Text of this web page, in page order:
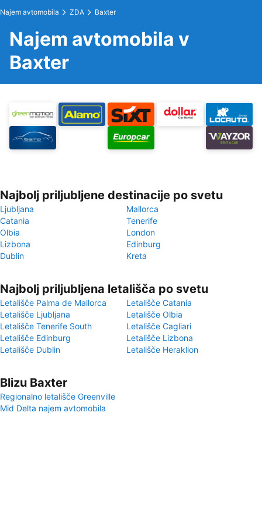
Najem avtomobila ZDA Baxter
Najem avtomobila v
Baxter
Najbolj priljubljene destinacije po svetu
Ljubljana
Mallorca
Catania
Tenerife
Olbia
London
Lizbona
Edinburg
Dublin
Kreta
Najbolj priljubljena letališča po svetu
Letališče Palma de Mallorca
Letališče Catania
Letališče Ljubljana
Letališče Olbia
Letališče Tenerife South
Letališče Cagliari
Letališče Edinburg
Letališče Lizbona
Letališče Dublin
Letališče Heraklion
Blizu Baxter
Regionalno letališče Greenville
Mid Delta najem avtomobila